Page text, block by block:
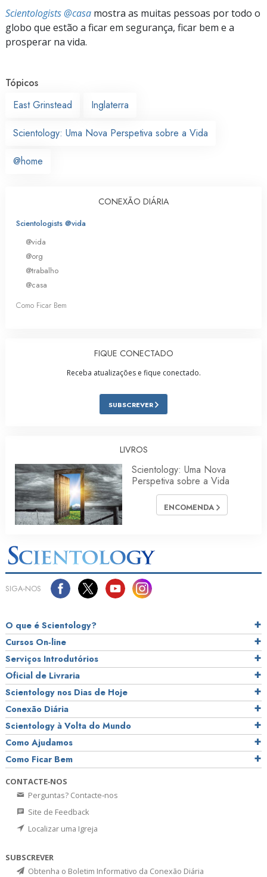
Scientologists @casa mostra as muitas pessoas por todo o
globo que estão a ficar em segurança, ficar bem e a
prosperar na vida.
Tópicos
East Grinstead
Inglaterra
Scientology: Uma Nova Perspetiva sobre a Vida
@home
CONEXÃO DIÁRIA
Scientologists @vida
@vida
@org
@trabalho
@casa
Como Ficar Bem
FIQUE CONECTADO
Receba atualizações e fique conectado.
SUBSCREVER
LIVROS
Scientology: Uma Nova
Perspetiva sobre a Vida
ENCOMENDA
SIGA‑NOS
O que é Scientology?
Cursos On‑line
Serviços Introdutórios
Oficial de Livraria
Scientology nos Dias de Hoje
Conexão Diária
Scientology à Volta do Mundo
Como Ajudamos
Como Ficar Bem
CONTACTE‑NOS
Perguntas? Contacte‑nos
Site de Feedback
Localizar uma Igreja
SUBSCREVER
Obtenha o Boletim Informativo da Conexão Diária